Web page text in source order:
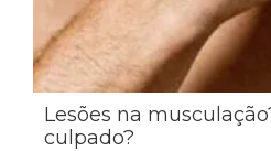
Lesões na
culpado?